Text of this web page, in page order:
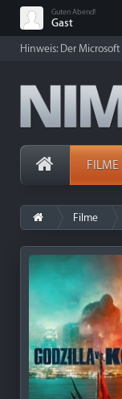
Guten Abend!
Gast
Hinweis: Der
FILME
Filme